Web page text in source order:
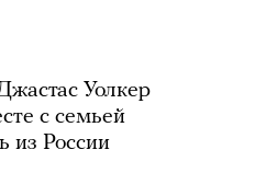
Уолкер
с семьей
из России